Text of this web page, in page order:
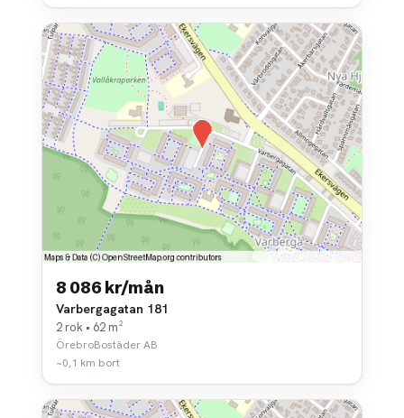
8 086 kr/mån
Varbergagatan 181
2 rok • 62 m²
ÖrebroBostäder AB
~0,1 km bort